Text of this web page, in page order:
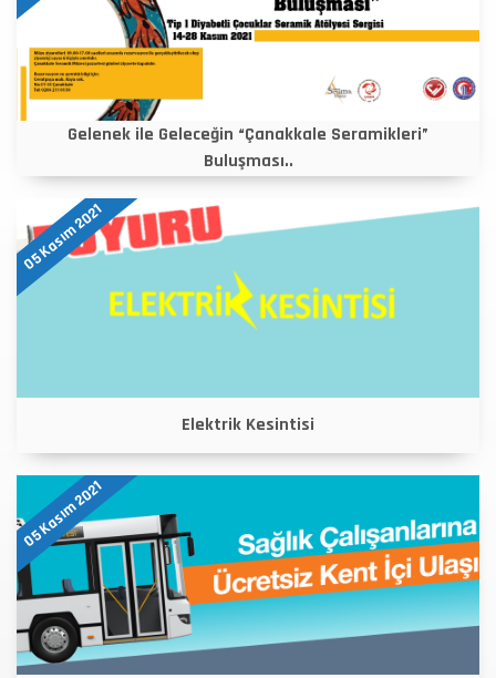
Gelenek ile Geleceğin “Çanakkale Seramikleri”
Buluşması..
05 Kasım 2021
Elektrik Kesintisi
05 Kasım 2021